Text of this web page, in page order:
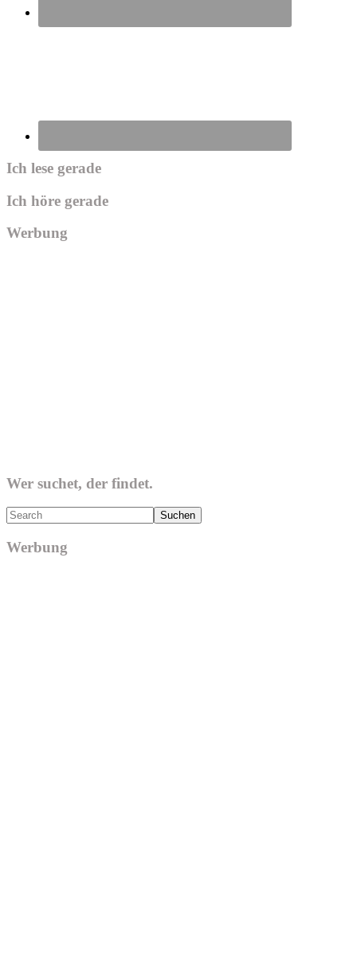
Ich lese gerade
Ich höre gerade
Werbung
Wer suchet, der findet.
Search
Werbung